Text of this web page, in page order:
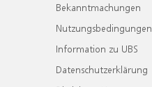
Bekanntmachungen
Nutzungsbedingungen
Information zu UBS
Datenschutzerklärung